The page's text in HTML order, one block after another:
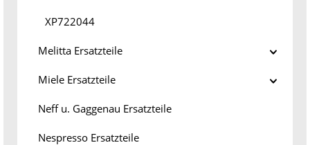
XP722044
Melitta Ersatzteile
Miele Ersatzteile
Neff u. Gaggenau Ersatzteile
Nespresso Ersatzteile